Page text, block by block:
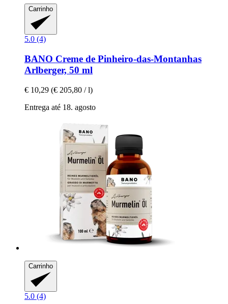
Carrinho
5.0 (4)
BANO Creme de Pinheiro-​das-​Montanhas
Arlberger, 50 ml
€ 10,29 (€ 205,80 / l)
Entrega até 18. agosto
Carrinho
5.0 (4)